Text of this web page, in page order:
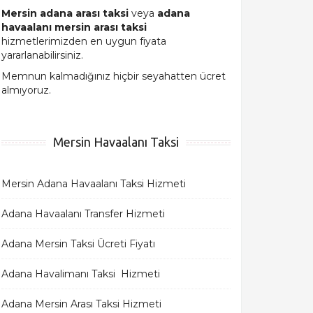
Mersin adana arası taksi veya adana
havaalanı mersin arası taksi
hizmetlerimizden en uygun fiyata
yararlanabilirsiniz.
Memnun kalmadığınız hiçbir seyahatten ücret
almıyoruz.
Mersin Havaalanı Taksi
Mersin Adana Havaalanı Taksi Hizmeti
Adana Havaalanı Transfer Hizmeti
Adana Mersin Taksi Ücreti Fiyatı
Adana Havalimanı Taksi Hizmeti
Adana Mersin Arası Taksi Hizmeti